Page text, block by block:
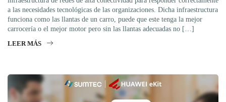
a las necesidades tecnológicas de las organizaciones. Dicha infraestructura
funciona como las llantas de un carro, puede que este tenga la mejor
carrocería o el mejor motor pero sin las llantas adecuadas no […]
LEER MÁS